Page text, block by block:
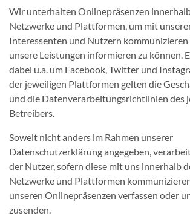
Wir unterhalten Onlinepräsenzen
Netzwerke und Plattformen, um mit
Interessenten und Nutzern
unsere Leistungen informieren zu können.
dabei u.a. um Facebook, Twitter und
der jeweiligen Plattformen gelten die
und die Datenverarbeitungsrichtlinien des
Betreibers.
Soweit nicht anders im Rahmen unserer
Datenschutzerklärung angegeben,
der Nutzer, sofern diese mit uns innerhalb
Netzwerke und Plattformen
unseren Onlinepräsenzen verfassen oder
zusenden.